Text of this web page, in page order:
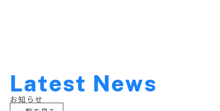
Latest News
お知らせ